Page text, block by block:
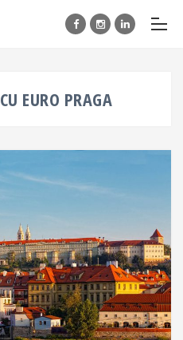
EURO PRAGA